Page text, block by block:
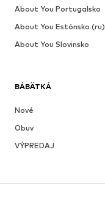
BÁBÄTKÁ
Nové
Obuv
VÝPREDAJ
About You Portugalsko
About You Estónsko (ru)
About You Slovinsko